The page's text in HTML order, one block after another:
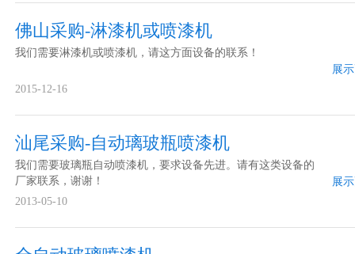
佛山采购-淋漆机或喷漆机
我们需要淋漆机或喷漆机，请这方面设备的联系！
展
2015-12-16
汕尾采购-自动璃玻瓶喷漆机
我们需要玻璃瓶自动喷漆机，要求设备先进。请有这类设备的
厂家联系，谢谢！
展
2013-05-10